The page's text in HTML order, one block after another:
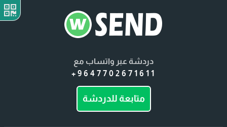
دردشة عبر واتساب مع
+9647702671611
متابعة للدردشة